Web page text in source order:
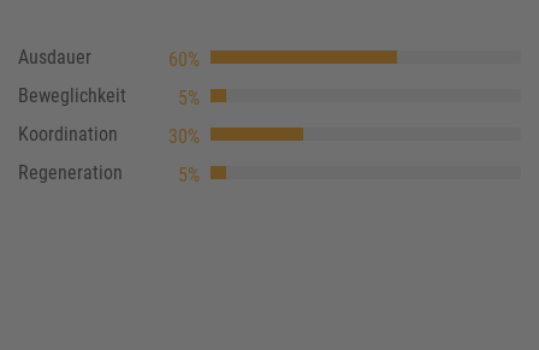
Ausdauer
60%
Beweglichkeit
5%
Koordination
30%
Regeneration
5%